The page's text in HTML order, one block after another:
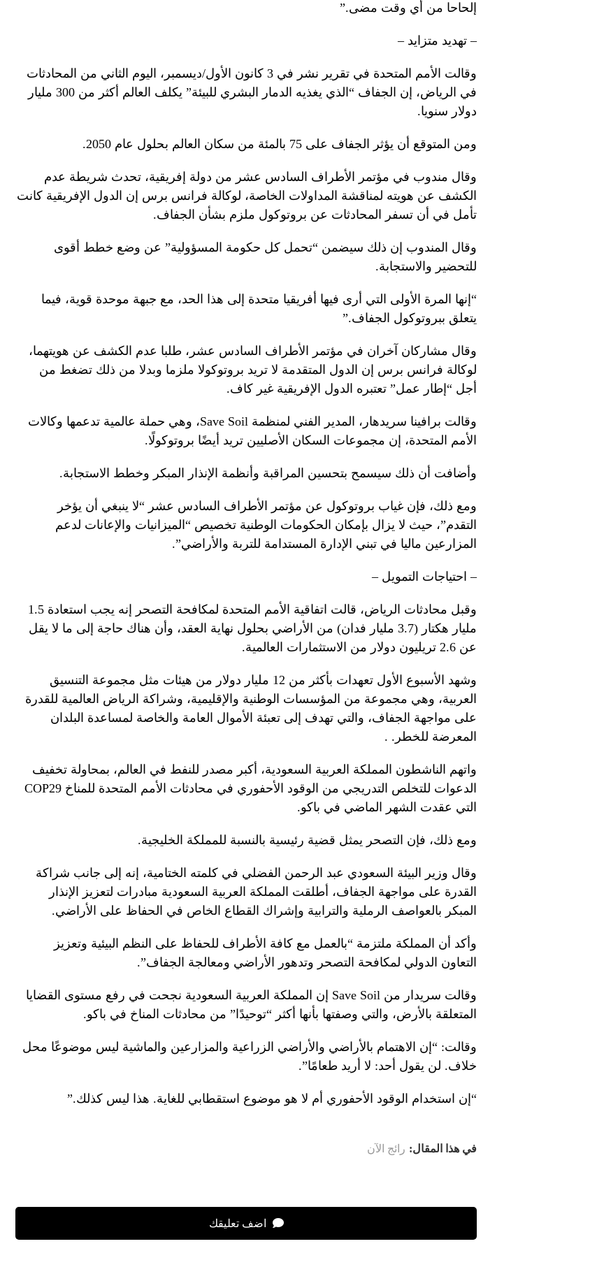
إلحاحا من أي وقت مضى.”
– تهديد متزايد –
وقالت الأمم المتحدة في تقرير نشر في 3 كانون الأول/ديسمبر، اليوم الثاني من المحادثات
في الرياض، إن الجفاف “الذي يغذيه الدمار البشري للبيئة” يكلف العالم أكثر من 300 مليار
دولار سنويا.
ومن المتوقع أن يؤثر الجفاف على 75 بالمئة من سكان العالم بحلول عام 2050.
وقال مندوب في مؤتمر الأطراف السادس عشر من دولة إفريقية، تحدث شريطة عدم
الكشف عن هويته لمناقشة المداولات الخاصة، لوكالة فرانس برس إن الدول الإفريقية كانت
تأمل في أن تسفر المحادثات عن بروتوكول ملزم بشأن الجفاف.
وقال المندوب إن ذلك سيضمن “تحمل كل حكومة المسؤولية” عن وضع خطط أقوى
للتحضير والاستجابة.
“إنها المرة الأولى التي أرى فيها أفريقيا متحدة إلى هذا الحد، مع جبهة موحدة قوية، فيما
يتعلق ببروتوكول الجفاف.”
وقال مشاركان آخران في مؤتمر الأطراف السادس عشر، طلبا عدم الكشف عن هويتهما،
لوكالة فرانس برس إن الدول المتقدمة لا تريد بروتوكولا ملزما وبدلا من ذلك تضغط من
أجل “إطار عمل” تعتبره الدول الإفريقية غير كاف.
وقالت برافينا سريدهار، المدير الفني لمنظمة Save Soil، وهي حملة عالمية تدعمها وكالات
الأمم المتحدة، إن مجموعات السكان الأصليين تريد أيضًا بروتوكولًا.
وأضافت أن ذلك سيسمح بتحسين المراقبة وأنظمة الإنذار المبكر وخطط الاستجابة.
ومع ذلك، فإن غياب بروتوكول عن مؤتمر الأطراف السادس عشر “لا ينبغي أن يؤخر
التقدم”، حيث لا يزال بإمكان الحكومات الوطنية تخصيص “الميزانيات والإعانات لدعم
المزارعين ماليا في تبني الإدارة المستدامة للتربة والأراضي”.
– احتياجات التمويل –
وقبل محادثات الرياض، قالت اتفاقية الأمم المتحدة لمكافحة التصحر إنه يجب استعادة 1.5
مليار هكتار (3.7 مليار فدان) من الأراضي بحلول نهاية العقد، وأن هناك حاجة إلى ما لا يقل
عن 2.6 تريليون دولار من الاستثمارات العالمية.
وشهد الأسبوع الأول تعهدات بأكثر من 12 مليار دولار من هيئات مثل مجموعة التنسيق
العربية، وهي مجموعة من المؤسسات الوطنية والإقليمية، وشراكة الرياض العالمية للقدرة
على مواجهة الجفاف، والتي تهدف إلى تعبئة الأموال العامة والخاصة لمساعدة البلدان
المعرضة للخطر. .
واتهم الناشطون المملكة العربية السعودية، أكبر مصدر للنفط في العالم، بمحاولة تخفيف
الدعوات للتخلص التدريجي من الوقود الأحفوري في محادثات الأمم المتحدة للمناخ COP29
التي عقدت الشهر الماضي في باكو.
ومع ذلك، فإن التصحر يمثل قضية رئيسية بالنسبة للمملكة الخليجية.
وقال وزير البيئة السعودي عبد الرحمن الفضلي في كلمته الختامية، إنه إلى جانب شراكة
القدرة على مواجهة الجفاف، أطلقت المملكة العربية السعودية مبادرات لتعزيز الإنذار
المبكر بالعواصف الرملية والترابية وإشراك القطاع الخاص في الحفاظ على الأراضي.
وأكد أن المملكة ملتزمة “بالعمل مع كافة الأطراف للحفاظ على النظم البيئية وتعزيز
التعاون الدولي لمكافحة التصحر وتدهور الأراضي ومعالجة الجفاف”.
وقالت سريدار من Save Soil إن المملكة العربية السعودية نجحت في رفع مستوى القضايا
المتعلقة بالأرض، والتي وصفتها بأنها أكثر “توحيدًا” من محادثات المناخ في باكو.
وقالت: “إن الاهتمام بالأراضي والأراضي الزراعية والمزارعين والماشية ليس موضوعًا محل
خلاف. لن يقول أحد: لا أريد طعامًا”.
“إن استخدام الوقود الأحفوري أم لا هو موضوع استقطابي للغاية. هذا ليس كذلك.”
في هذا المقال: رائج الآن
اضف تعليقك